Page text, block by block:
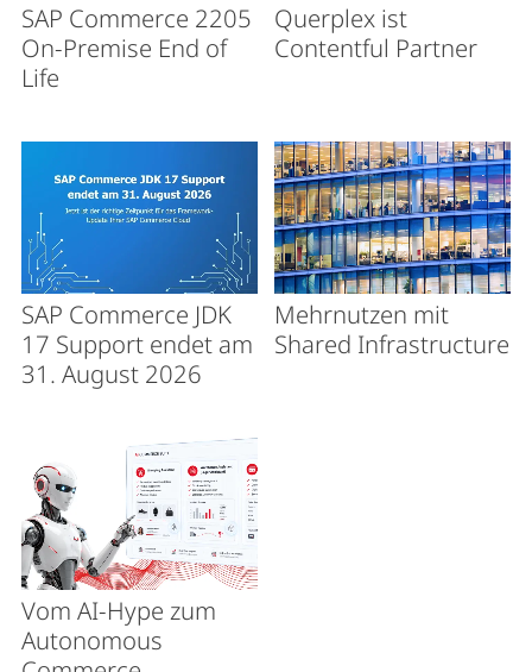
SAP Commerce 2205
On-Premise End of
Life
Querplex ist
Contentful Partner
SAP Commerce JDK
17 Support endet am
31. August 2026
Mehrnutzen mit
Shared Infrastructure
Vom AI-Hype zum
Autonomous